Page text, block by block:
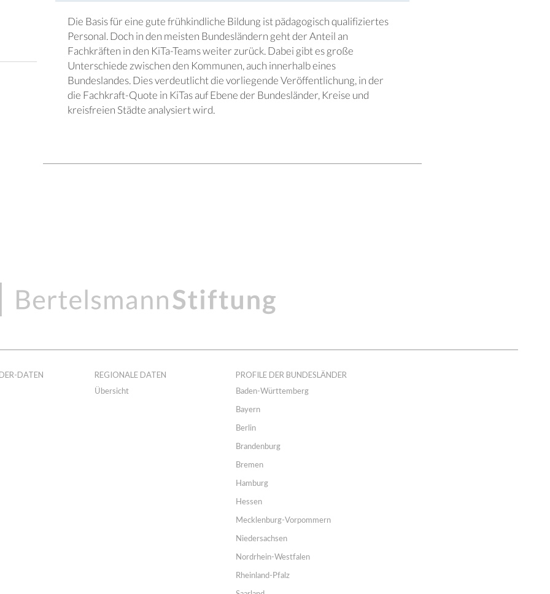
Die Basis für eine gute frühkindliche Bildung ist pädagogisch qualifiziertes
Personal. Doch in den meisten Bundesländern geht der Anteil an
Fachkräften in den KiTa-Teams weiter zurück. Dabei gibt es große
Unterschiede zwischen den Kommunen, auch innerhalb eines
Bundeslandes. Dies verdeutlicht die vorliegende Veröffentlichung, in der
die Fachkraft-Quote in KiTas auf Ebene der Bundesländer, Kreise und
kreisfreien Städte analysiert wird.
DATEN REGIONALE DATEN
Übersicht
PROFILE DER BUNDESLÄNDER
Baden-Württemberg
Bayern
Berlin
Brandenburg
Bremen
Hamburg
Hessen
Mecklenburg-Vorpommern
Niedersachsen
Nordrhein-Westfalen
Rheinland-Pfalz